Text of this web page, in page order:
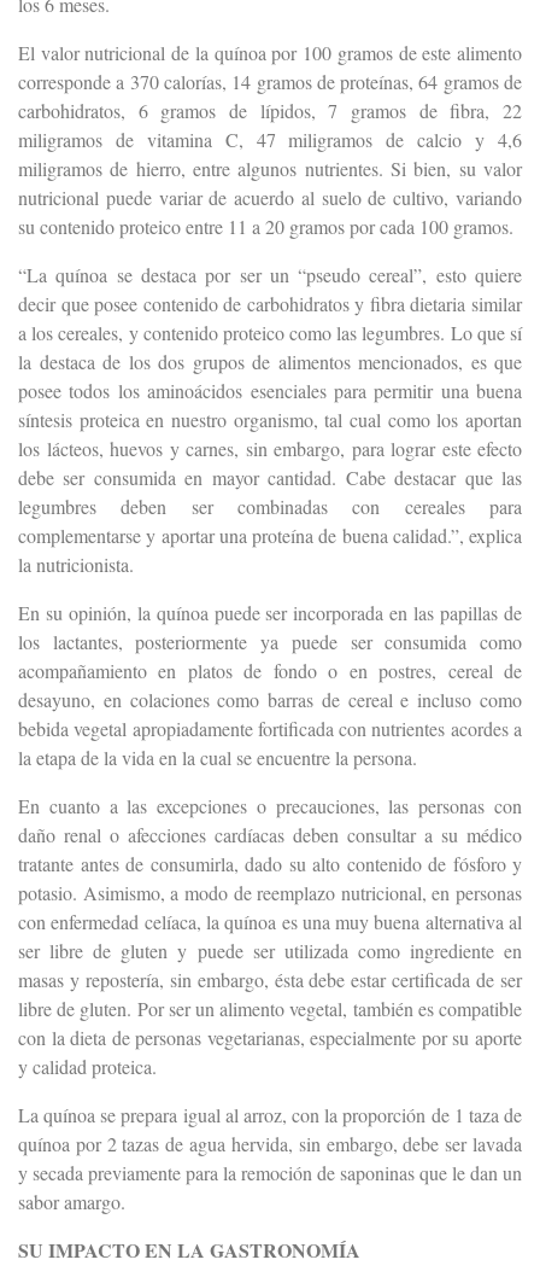
El valor nutricional de la quínoa por 100 gramos de este alimento
corresponde a 370 calorías, 14 gramos de proteínas, 64 gramos de
carbohidratos, 6 gramos de lípidos, 7 gramos de fibra, 22
miligramos de vitamina C, 47 miligramos de calcio y 4,6
miligramos de hierro, entre algunos nutrientes. Si bien, su valor
nutricional puede variar de acuerdo al suelo de cultivo, variando
su contenido proteico entre 11 a 20 gramos por cada 100 gramos.
“La quínoa se destaca por ser un “pseudo cereal”, esto quiere
decir que posee contenido de carbohidratos y fibra dietaria similar
a los cereales, y contenido proteico como las legumbres. Lo que sí
la destaca de los dos grupos de alimentos mencionados, es que
posee todos los aminoácidos esenciales para permitir una buena
síntesis proteica en nuestro organismo, tal cual como los aportan
los lácteos, huevos y carnes, sin embargo, para lograr este efecto
debe ser consumida en mayor cantidad. Cabe destacar que las
legumbres deben ser combinadas con cereales para
complementarse y aportar una proteína de buena calidad.”, explica
la nutricionista.
En su opinión, la quínoa puede ser incorporada en las papillas de
los lactantes, posteriormente ya puede ser consumida como
acompañamiento en platos de fondo o en postres, cereal de
desayuno, en colaciones como barras de cereal e incluso como
bebida vegetal apropiadamente fortificada con nutrientes acordes a
la etapa de la vida en la cual se encuentre la persona.
En cuanto a las excepciones o precauciones, las personas con
daño renal o afecciones cardíacas deben consultar a su médico
tratante antes de consumirla, dado su alto contenido de fósforo y
potasio. Asimismo, a modo de reemplazo nutricional, en personas
con enfermedad celíaca, la quínoa es una muy buena alternativa al
ser libre de gluten y puede ser utilizada como ingrediente en
masas y repostería, sin embargo, ésta debe estar certificada de ser
libre de gluten. Por ser un alimento vegetal, también es compatible
con la dieta de personas vegetarianas, especialmente por su aporte
y calidad proteica.
La quínoa se prepara igual al arroz, con la proporción de 1 taza de
quínoa por 2 tazas de agua hervida, sin embargo, debe ser lavada
y secada previamente para la remoción de saponinas que le dan un
sabor amargo.
SU IMPACTO EN LA GASTRONOMÍA